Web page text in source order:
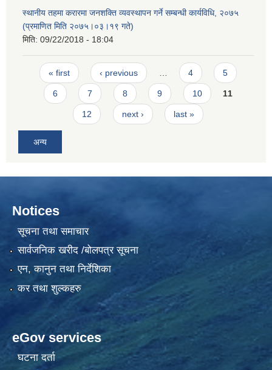
स्थानीय तहमा करारमा जनशक्ति व्यवस्थापन गर्ने सम्बन्धी कार्यविधि, २०७५
(प्रमाणित मिति २०७५।०३।१९ गते)
मिति: 09/22/2018 - 18:04
Pages
« first ‹ previous 4 5
6 7 8 9 10 11
12 next › last »
अन्य
Notices
सूचना तथा समाचार
सार्वजनिक खरीद /बोलपत्र सूचना
एन, कानुन तथा निर्देशिका
कर तथा शुल्कहरु
eGov services
घटना दर्ता